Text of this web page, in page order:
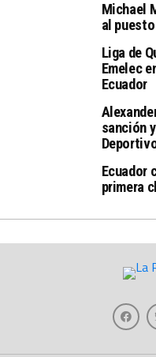
Michael
al puesto
Liga de
Emelec
Ecuador
sanción
Ecuador
primera